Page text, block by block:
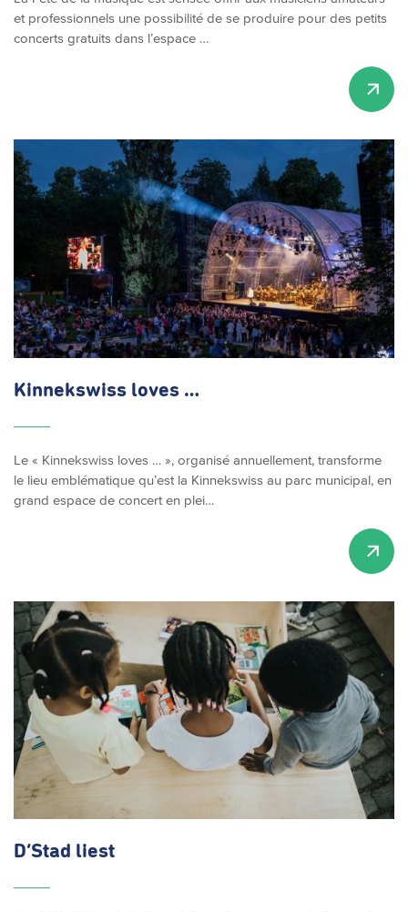
et professionnels une possibilité de se produire pour des petits
concerts gratuits dans l’espace …
Kinnekswiss loves …
Le « Kinnekswiss loves … », organisé annuellement, transforme
le lieu emblématique qu’est la Kinnekswiss au parc municipal, en
grand espace de concert en plei…
D’Stad liest